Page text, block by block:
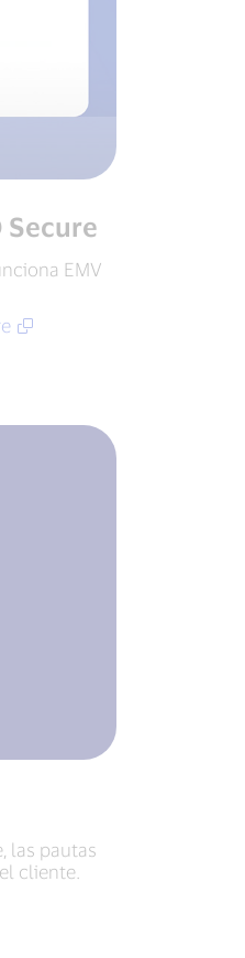
Secure
EMV
las pautas
cliente.